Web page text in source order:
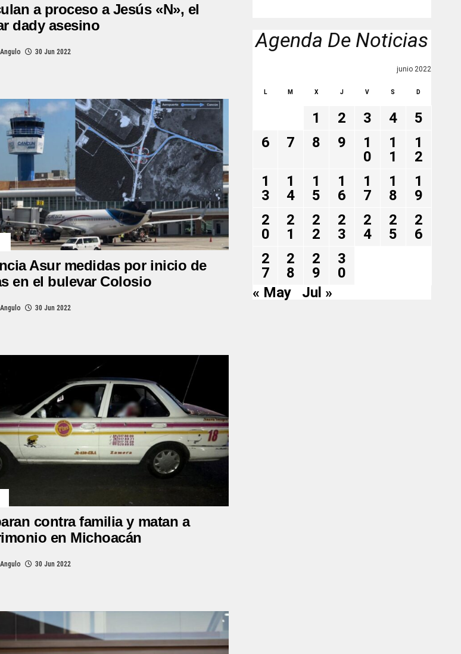
a proceso a Jesús «N», el
dady asesino
30 Jun 2022
Asur medidas por inicio de
en el bulevar Colosio
30 Jun 2022
contra familia y matan a
en Michoacán
30 Jun 2022
Agenda De Noticias
junio 2022
L M X J V S D
1 2 3 4
5
6
7 8 9
1
0
1
1
1
2
1
3
1
4
1
5
1
6
1
7
1
8
1
9
2
0
2
1
2
2
2
3
2
4
2
5
2
6
2
7
2
8
2
9
3
0
« May
Jul »